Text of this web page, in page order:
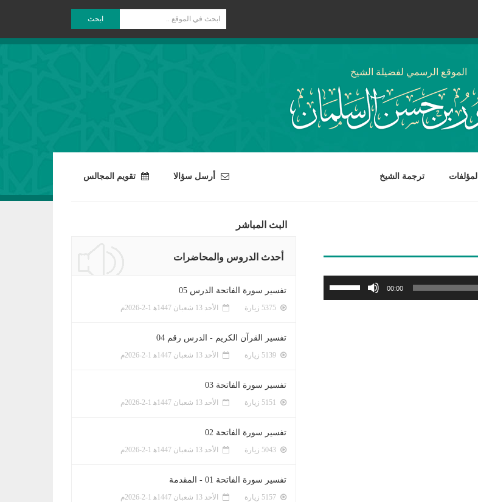
ابحث
الموقع الرسمي لفضيلة الشيخ
المؤلفات ترجمة الشيخ أرسل سؤالا تقويم المجالس
00:00
البث المباشر
أحدث الدروس والمحاضرات
تفسير سورة الفاتحة الدرس 05
الأحد 13 شعبان 1447ﻫ 1-2-2026م
تفسير القرآن الكريم - الدرس رقم 04
الأحد 13 شعبان 1447ﻫ 1-2-2026م
تفسير سورة الفاتحة 03
الأحد 13 شعبان 1447ﻫ 1-2-2026م
تفسير سورة الفاتحة 02
الأحد 13 شعبان 1447ﻫ 1-2-2026م
تفسير سورة الفاتحة 01 - المقدمة
الأحد 13 شعبان 1447ﻫ 1-2-2026م